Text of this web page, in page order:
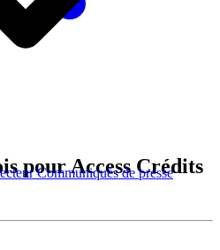
Communiqués de presse
pour Access Crédits